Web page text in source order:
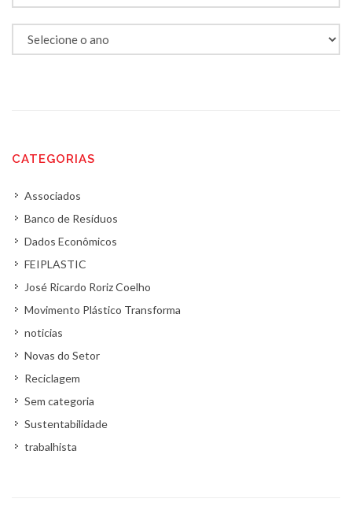
CATEGORIAS
Associados
Banco de Resíduos
Dados Econômicos
FEIPLASTIC
José Ricardo Roriz Coelho
Movimento Plástico Transforma
noticias
Novas do Setor
Reciclagem
Sem categoria
Sustentabilidade
trabalhista